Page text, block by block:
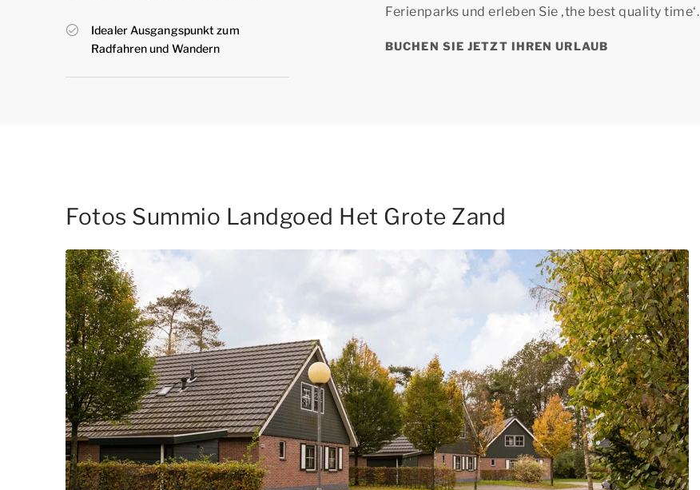
Idealer Ausgangspunkt zum
Radfahren und Wandern
Ferienparks und erleben Sie ‚the best quality time‘.
BUCHEN SIE JETZT IHREN URLAUB
Fotos Summio Landgoed Het Grote Zand